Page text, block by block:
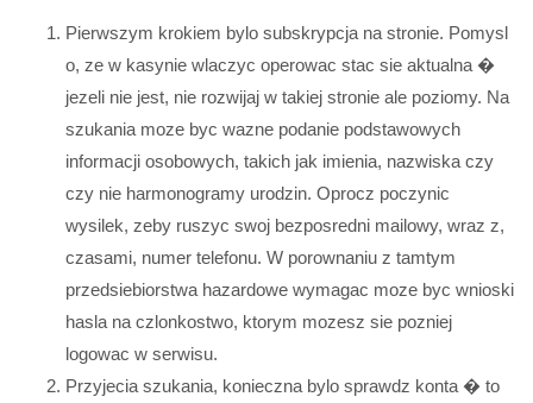
Pierwszym krokiem bylo subskrypcja na stronie. Pomysl
o, ze w kasynie wlaczyc operowac stac sie aktualna �
jezeli nie jest, nie rozwijaj w takiej stronie ale poziomy. Na
szukania moze byc wazne podanie podstawowych
informacji osobowych, takich jak imienia, nazwiska czy
czy nie harmonogramy urodzin. Oprocz poczynic
wysilek, zeby ruszyc swoj bezposredni mailowy, wraz z,
czasami, numer telefonu. W porownaniu z tamtym
przedsiebiorstwa hazardowe wymagac moze byc wnioski
hasla na czlonkostwo, ktorym mozesz sie pozniej
logowac w serwisu.
Przyjecia szukania, konieczna bylo sprawdz konta � to